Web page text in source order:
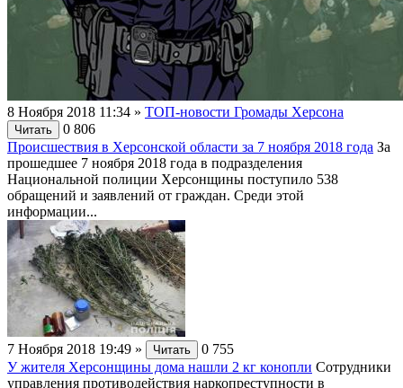
8 Ноября 2018 11:34 » ТОП-новости Громады Херсона
Читать 0 806
Происшествия в Херсонской области за 7 ноября 2018 года За
прошедшее 7 ноября 2018 года в подразделения
Национальной полиции Херсонщины поступило 538
обращений и заявлений от граждан. Среди этой
информации...
7 Ноября 2018 19:49 » Читать 0 755
У жителя Херсонщины дома нашли 2 кг конопли Сотрудники
управления противодействия наркопреступности в